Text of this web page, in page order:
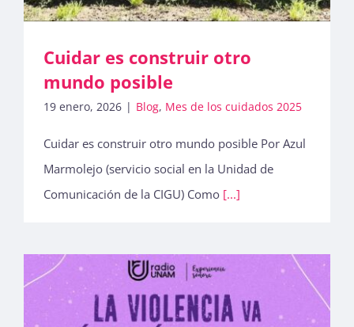
Cuidar es construir otro
mundo posible
19 enero, 2026 | Blog, Mes de los cuidados 2025
Cuidar es construir otro mundo posible Por Azul
Marmolejo (servicio social en la Unidad de
Comunicación de la CIGU) Como [...]